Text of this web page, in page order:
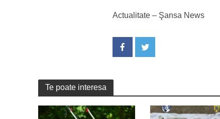
Actualitate – Şansa News
Te poate interesa